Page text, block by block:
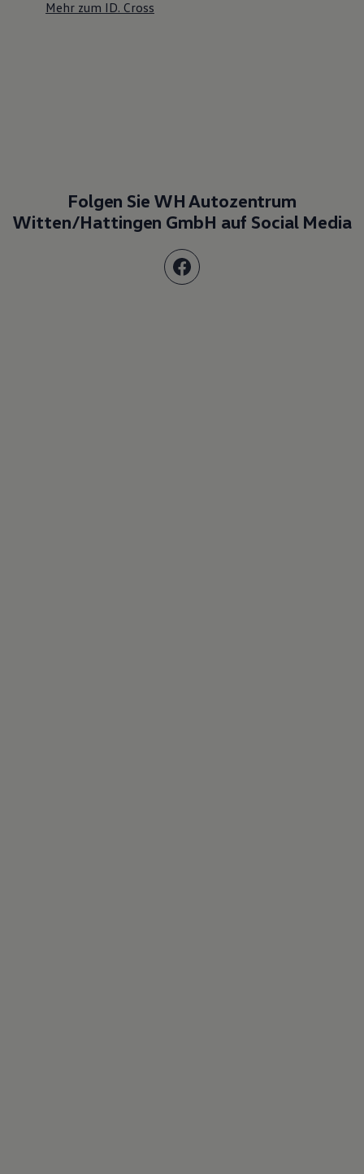
Mehr zum ID. Cross
Folgen Sie WH Autozentrum
Witten/Hattingen GmbH auf Social Media